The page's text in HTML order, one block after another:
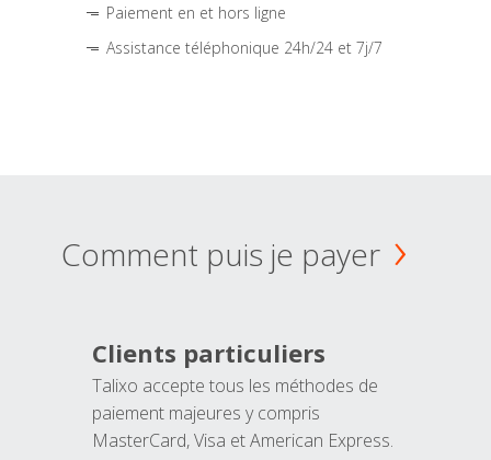
Paiement en et hors ligne
Assistance téléphonique 24h/24 et 7j/7
Comment puis je payer
Clients particuliers
Talixo accepte tous les méthodes de
paiement majeures y compris
MasterCard, Visa et American Express.